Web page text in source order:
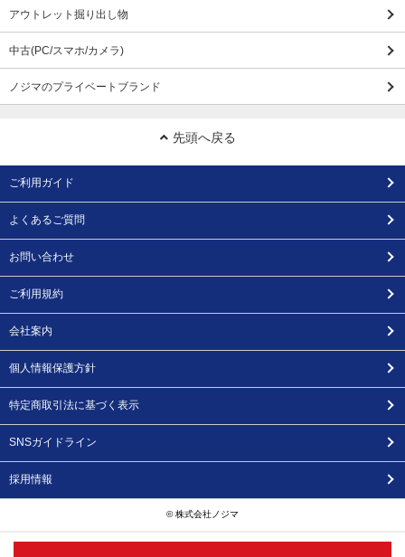
アウトレット掘り出し物
中古(PC/スマホ/カメラ)
ノジマのプライベートブランド
先頭へ戻る
ご利用ガイド
よくあるご質問
お問い合わせ
ご利用規約
会社案内
個人情報保護方針
特定商取引法に基づく表示
SNSガイドライン
採用情報
© 株式会社ノジマ